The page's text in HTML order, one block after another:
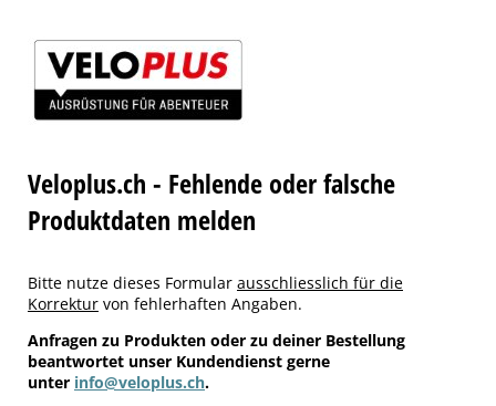
Veloplus.ch - Fehlende oder falsche
Produktdaten melden
Bitte nutze dieses Formular ausschliesslich für die
Korrektur von fehlerhaften Angaben.
Anfragen zu Produkten oder zu deiner Bestellung
beantwortet unser Kundendienst gerne
unter info@veloplus.ch.